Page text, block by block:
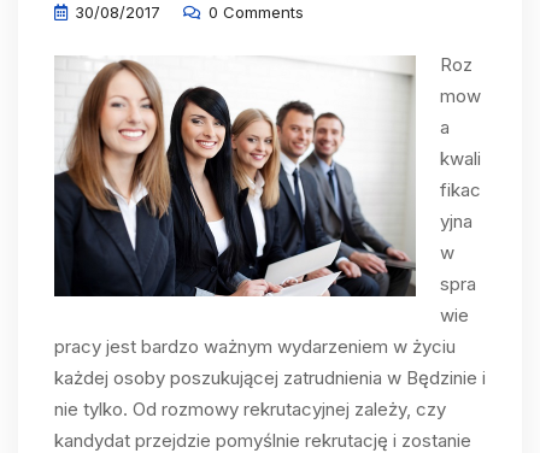
30/08/2017 0 Comments
Roz
mow
a
kwali
fikac
yjna
w
spra
wie
pracy jest bardzo ważnym wydarzeniem w życiu
każdej osoby poszukującej zatrudnienia w Będzinie i
nie tylko. Od rozmowy rekrutacyjnej zależy, czy
kandydat przejdzie pomyślnie rekrutację i zostanie